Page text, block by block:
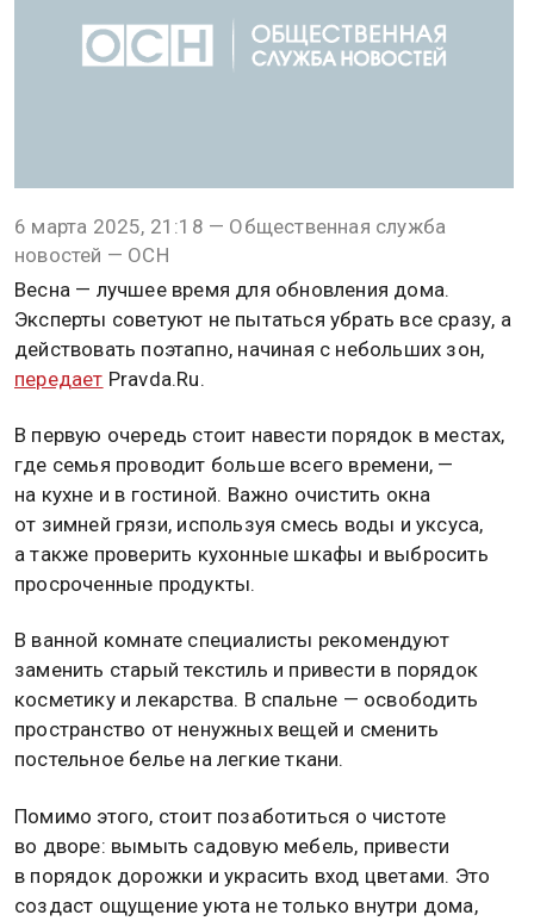
6 марта 2025, 21:18 — Общественная служба
новостей — ОСН
Весна — лучшее время для обновления дома.
Эксперты советуют не пытаться убрать все сразу, а
действовать поэтапно, начиная с небольших зон,
передает Pravda.Ru.
В первую очередь стоит навести порядок в местах,
где семья проводит больше всего времени, —
на кухне и в гостиной. Важно очистить окна
от зимней грязи, используя смесь воды и уксуса,
а также проверить кухонные шкафы и выбросить
просроченные продукты.
В ванной комнате специалисты рекомендуют
заменить старый текстиль и привести в порядок
косметику и лекарства. В спальне — освободить
пространство от ненужных вещей и сменить
постельное белье на легкие ткани.
Помимо этого, стоит позаботиться о чистоте
во дворе: вымыть садовую мебель, привести
в порядок дорожки и украсить вход цветами. Это
создаст ощущение уюта не только внутри дома,